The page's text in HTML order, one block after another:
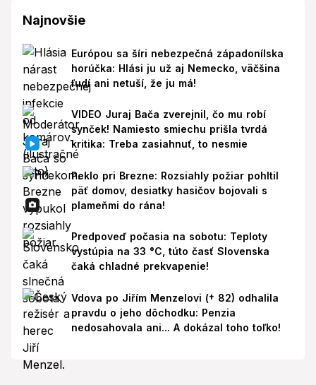
Najnovšie
Európou sa šíri nebezpečná západonílska
horúčka: Hlási ju už aj Nemecko, väčšina
ľudí ani netuší, že ju má!
VIDEO Juraj Bača zverejnil, čo mu robí
synček! Namiesto smiechu prišla tvrdá
kritika: Treba zasiahnuť, to nesmie
Peklo pri Brezne: Rozsiahly požiar pohltil
päť domov, desiatky hasičov bojovali s
plameňmi do rána!
Predpoveď počasia na sobotu: Teploty
vystúpia na 33 °C, túto časť Slovenska
čaká chladné prekvapenie!
Vdova po Jiřím Menzelovi († 82) odhalila
pravdu o jeho dôchodku: Penzia
nedosahovala ani... A dokázal toho toľko!